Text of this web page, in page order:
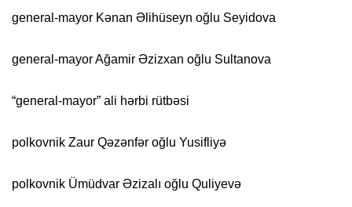
general-mayor Kənan Əlihüseyn oğlu Seyidova
general-mayor Ağamir Əzizxan oğlu Sultanova
“general-mayor” ali hərbi rütbəsi
polkovnik Zaur Qəzənfər oğlu Yusifliyə
polkovnik Ümüdvar Əzizalı oğlu Quliyevə